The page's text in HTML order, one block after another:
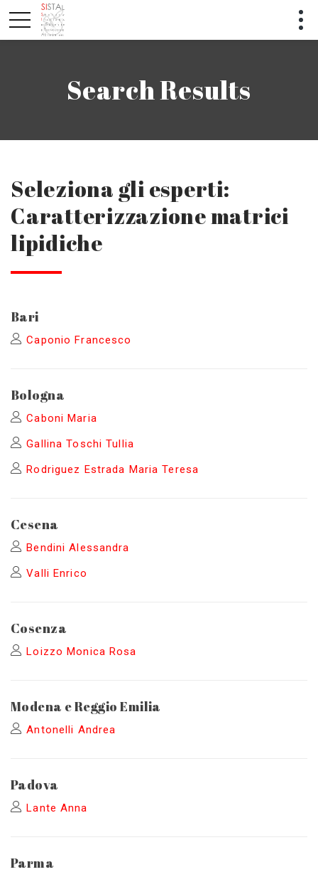
Search Results
Seleziona gli esperti:
Caratterizzazione matrici
lipidiche
Bari
Caponio Francesco
Bologna
Caboni Maria
Gallina Toschi Tullia
Rodriguez Estrada Maria Teresa
Cesena
Bendini Alessandra
Valli Enrico
Cosenza
Loizzo Monica Rosa
Modena e Reggio Emilia
Antonelli Andrea
Padova
Lante Anna
Parma